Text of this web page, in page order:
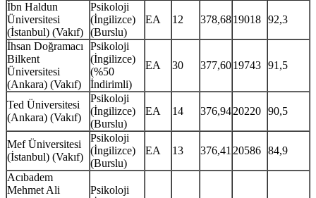
İbn Haldun
Üniversitesi
(İstanbul) (Vakıf)
Psikoloji
(İngilizce)
(Burslu)
EA 12 378,6819018 92,3
İhsan Doğramacı
Bilkent
Üniversitesi
(Ankara) (Vakıf)
Psikoloji
(İngilizce)
(%50
İndirimli)
EA 30 377,6019743 91,5
Ted Üniversitesi
(Ankara) (Vakıf)
Psikoloji
(İngilizce)
(Burslu)
EA 14 376,9420220 90,5
Mef Üniversitesi
(İstanbul) (Vakıf)
Psikoloji
(İngilizce)
(Burslu)
EA 13 376,4120586 84,9
Acıbadem
Mehmet Ali
Psikoloji